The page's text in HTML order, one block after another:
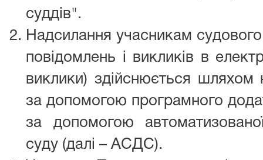
суддів".
Надсилання учасникам
повідомлень і викликів в
виклики) здійснюється шляхом
за допомогою програмного
за допомогою
суду (далі – АСДС).